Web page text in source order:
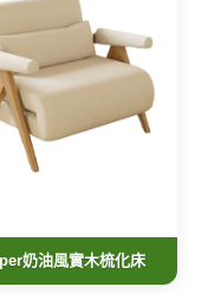
奶油風實木梳化床